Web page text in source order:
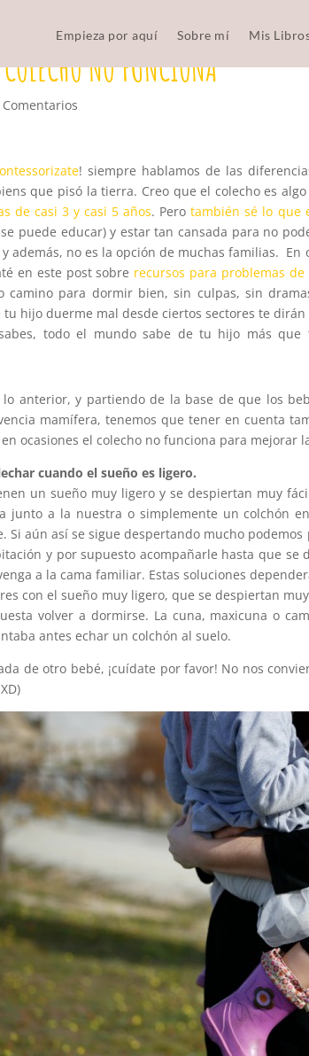
Empieza por aquí Sobre mí Mis
NO FUNCIONA
Comentarios
! siempre hablamos de las
que pisó la tierra. Creo que el colecho es
de casi 3 y casi 5 años. Perotambién sé lo que
puede educar) y estar tan cansada para no
y además, no es la opción de muchas familias.
en este post sobre recursos para problemas
camino para dormir bien, sin culpas, sin
tu hijo duerme mal desde ciertos sectores te
todo el mundo sabe de tu hijo más
lo anterior, y partiendo de la base de que los
mamífera, tenemos que tener en cuenta
ocasiones el colecho no funciona para mejorar
cuando el sueño es ligero.
un sueño muy ligero y se despiertan muy
junto a la nuestra o simplemente un colchón
Si aún así se sigue despertando mucho
y por supuesto acompañarle hasta que
a la cama familiar. Estas soluciones
con el sueño muy ligero, que se despiertan
volver a dormirse. La cuna, maxicuna o
antes echar un colchón al suelo.
de otro bebé, ¡cuídate por favor! No nos